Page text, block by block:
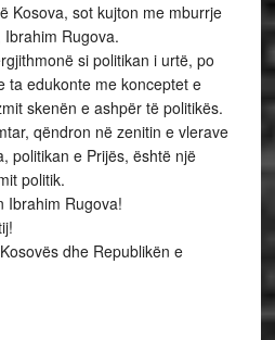
Kosova, sot kujton me mburrje
Rugova.
si politikan i urtë, po
ta edukonte me konceptet e
skenën e ashpër të politikës.
qëndron në zenitin e vlerave
politikan e Prijës, është një
politik.
Ibrahim Rugova!
dhe Republikën e